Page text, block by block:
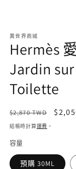
體
檔
異世界商城
Hermès
Jardin
Toilette
定
價
$2,870 TWD
售
結帳時計算運費 。
容量
預購 30ML